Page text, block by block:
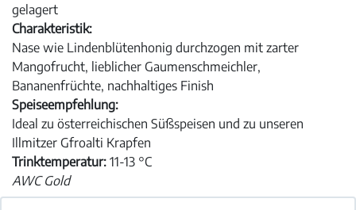
gelagert
Charakteristik:
Nase wie Lindenblütenhonig durchzogen mit zarter
Mangofrucht, lieblicher Gaumenschmeichler,
Bananenfrüchte, nachhaltiges Finish
Speiseempfehlung:
Ideal zu österreichischen Süßspeisen und zu unseren
Illmitzer Gfroalti Krapfen
Trinktemperatur: 11-13 °C
AWC Gold